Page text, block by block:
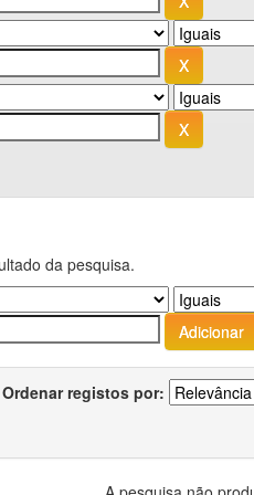
da pesquisa.
Ordenar registos por: